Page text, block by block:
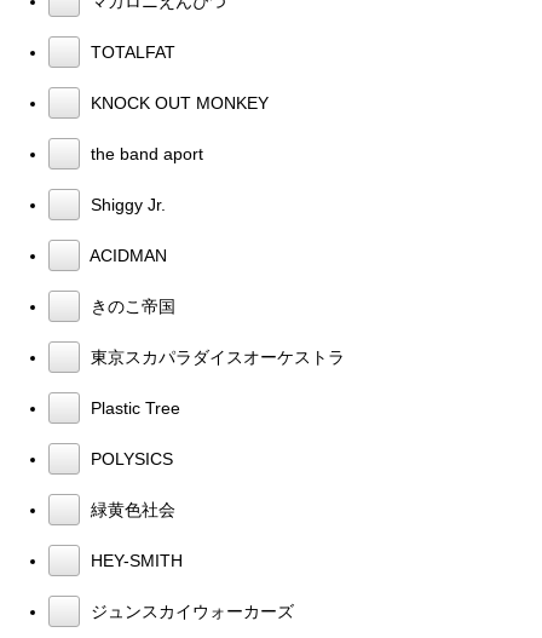
TOTALFAT
KNOCK OUT MONKEY
the band aport
Shiggy Jr.
ACIDMAN
きのこ帝国
東京スカパラダイスオーケストラ
Plastic Tree
POLYSICS
緑黄色社会
HEY-SMITH
ジュンスカイウォーカーズ